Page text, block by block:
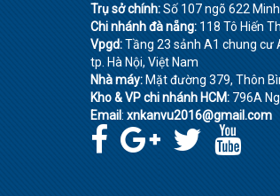
Trụ sở chính:Số 107 ngõ 622
Chi nhánh đà nẵng: 118 Tô Hiến
Vpgd:Tầng 23 sảnh A1 chung cư
tp. Hà Nội, Việt Nam
Nhà máy:Mặt đường 379, Thôn
Kho & VP chi nhánh HCM: 796A
Email: xnkanvu2016@gmail.com